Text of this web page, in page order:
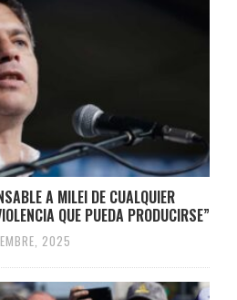
A MILEI DE CUALQUIER
QUE PUEDA PRODUCIRSE”
2025